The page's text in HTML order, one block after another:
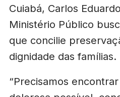
Cuiabá, Carlos
Ministério Público
que concilie
dignidade das famílias.
“Precisamos